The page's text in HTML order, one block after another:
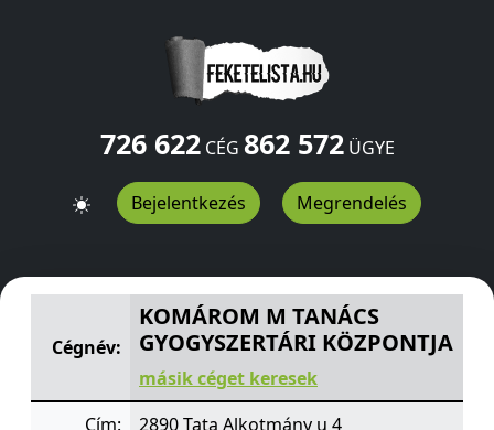
726 622CÉG 862 572ÜGYE
Bejelentkezés Megrendelés
KOMÁROM M TANÁCS GYOGYSZERTÁRI KÖZPONTJA
Cégnév:
KOMÁROM M TANÁCS
GYOGYSZERTÁRI KÖZPONTJA
másik céget keresek
Cím:
2890 Tata Alkotmány u 4